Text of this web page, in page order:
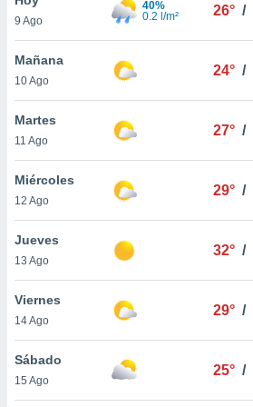
en
más
nuestra
de
cookies
aceptar
9 Ago
40%
0.2 l/m²
26° /
Mañana
10 Ago
24° /
Martes
11 Ago
27° /
Miércoles
12 Ago
29° /
Jueves
13 Ago
32° /
Viernes
14 Ago
29° /
Sábado
15 Ago
25° /